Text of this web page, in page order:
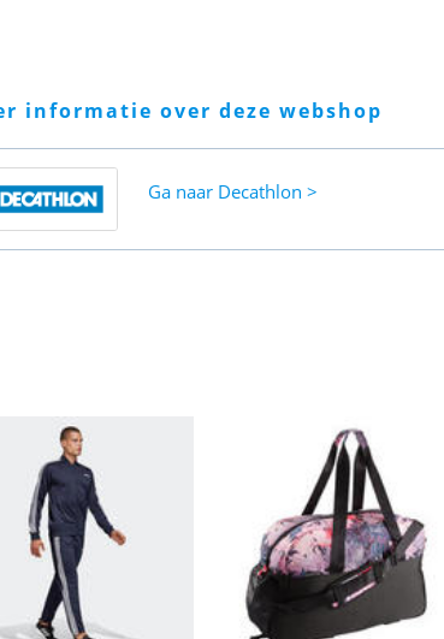
informatie over deze webshop
Ga naar Decathlon